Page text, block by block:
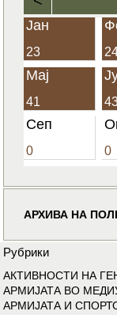
Јан
23
Мај
41
Сеп
0 0
АРХИВА НА
Рубрики
АКТИВНОСТИ НА
АРМИЈАТА ВО
АРМИЈАТА И